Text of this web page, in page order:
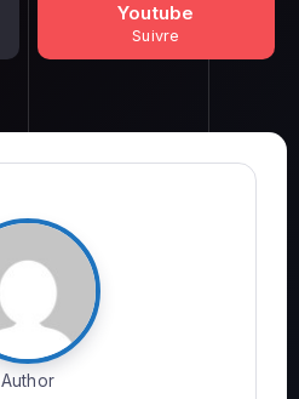
Youtube
Suivre
Author